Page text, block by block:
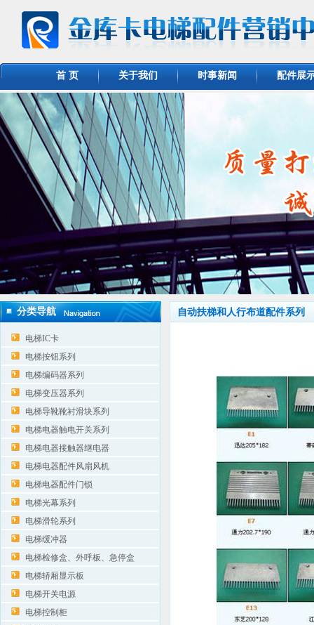
首 页 关于我们 时事新闻 配件展
分类导航
电梯IC卡
电梯按钮系列
电梯编码器系列
电梯变压器系列
电梯导靴靴衬滑块系列
电梯电器触电开关系列
电梯电器接触器继电器
电梯电器配件风扇风机
电梯电器配件门锁
电梯光幕系列
电梯滑轮系列
电梯缓冲器
电梯检修盒、外呼板、急停盒
电梯轿厢显示板
电梯开关电源
电梯控制柜
自动扶梯和人行布道配件系列